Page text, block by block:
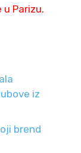
u Parizu.
iz
brend